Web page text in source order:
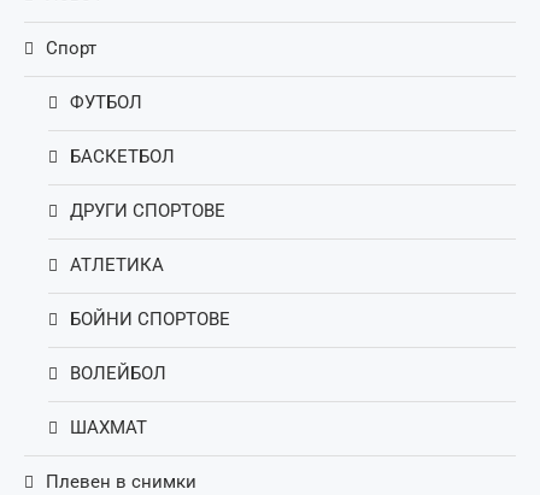
Спорт
ФУТБОЛ
БАСКЕТБОЛ
ДРУГИ СПОРТОВЕ
АТЛЕТИКА
БОЙНИ СПОРТОВЕ
ВОЛЕЙБОЛ
ШАХМАТ
Плевен в снимки